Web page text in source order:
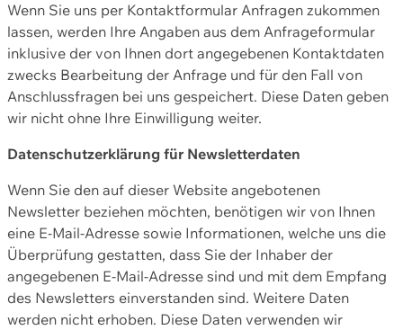
Wenn Sie uns per Kontaktformular Anfragen zukommen
lassen, werden Ihre Angaben aus dem Anfrageformular
inklusive der von Ihnen dort angegebenen Kontaktdaten
zwecks Bearbeitung der Anfrage und für den Fall von
Anschlussfragen bei uns gespeichert. Diese Daten geben
wir nicht ohne Ihre Einwilligung weiter.
Datenschutzerklärung für Newsletterdaten
Wenn Sie den auf dieser Website angebotenen
Newsletter beziehen möchten, benötigen wir von Ihnen
eine E-Mail-Adresse sowie Informationen, welche uns die
Überprüfung gestatten, dass Sie der Inhaber der
angegebenen E-Mail-Adresse sind und mit dem Empfang
des Newsletters einverstanden sind. Weitere Daten
werden nicht erhoben. Diese Daten verwenden wir